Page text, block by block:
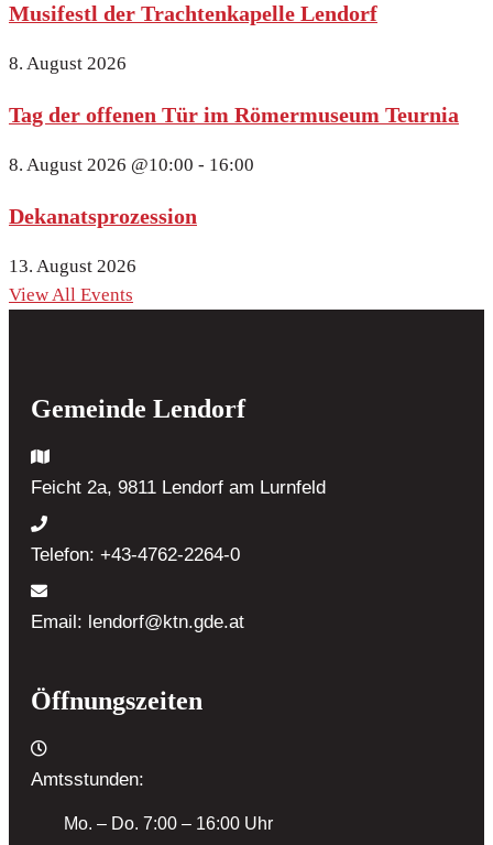
Musifestl der Trachtenkapelle Lendorf
8. August 2026
Tag der offenen Tür im Römermuseum Teurnia
8. August 2026 @10:00 - 16:00
Dekanatsprozession
13. August 2026
View All Events
Gemeinde Lendorf
Feicht 2a, 9811 Lendorf am Lurnfeld
Telefon: +43-4762-2264-0
Email: lendorf@ktn.gde.at
Öffnungszeiten
Amtsstunden:
Mo. – Do. 7:00 – 16:00 Uhr